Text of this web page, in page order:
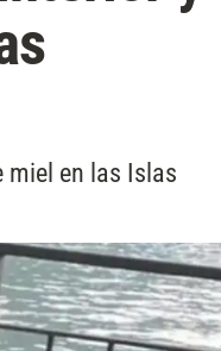
miel en las Islas